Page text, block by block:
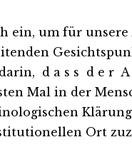
ein, um für
d a s s d e r
Mal in der
Ort